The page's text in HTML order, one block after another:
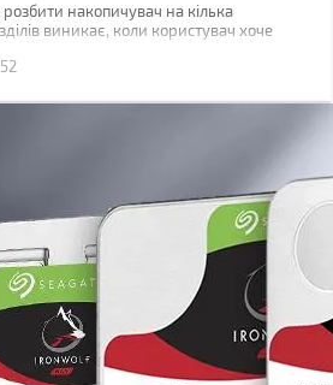
розбити накопичувач на кілька
виникає, коли користувач хоче
потрібен поділ на логічні
програмного забезпечення.